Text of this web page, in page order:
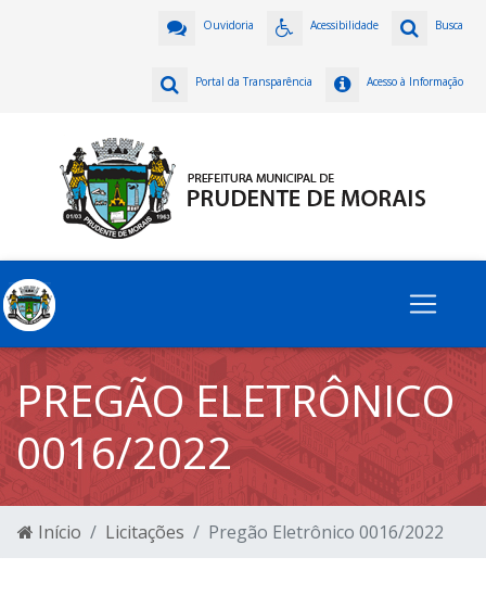
Busca
Acessibilidade
Ouvidoria
Acesso à Informação
Portal da Transparência
PREGÃO ELETRÔNICO
0016/2022
Início Licitações Pregão Eletrônico 0016/2022